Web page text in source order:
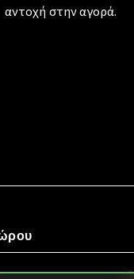
αντοχή στην αγορά.